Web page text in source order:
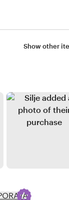
Show other